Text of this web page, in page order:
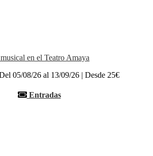
en el Teatro Amaya
05/08/26 al 13/09/26 | Desde 25€
Entradas